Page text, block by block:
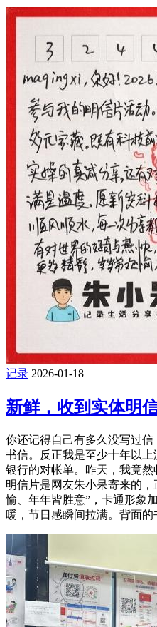
记录 2026-01-18
新鲜，收到实体明
你还记得自己有多久没写过
书信。反正我是至少十年以
银行的对帐单。昨天，我竟然
明信片是网友朱小呆寄来的，
愉、年年皆胜意”，卡通形象
暖，节日感瞬间拉满。背面的